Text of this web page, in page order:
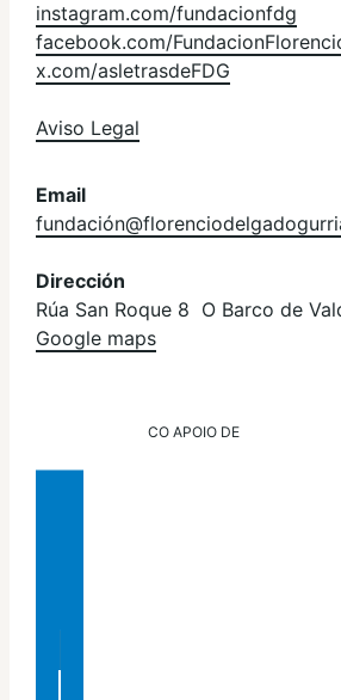
instagram.com/fundacionfdg
facebook.com/
x.com/asletrasdeFDG
Aviso Legal
Email
Dirección
Rúa San Roque 8 O Barco de
Google maps
CO APOIO DE